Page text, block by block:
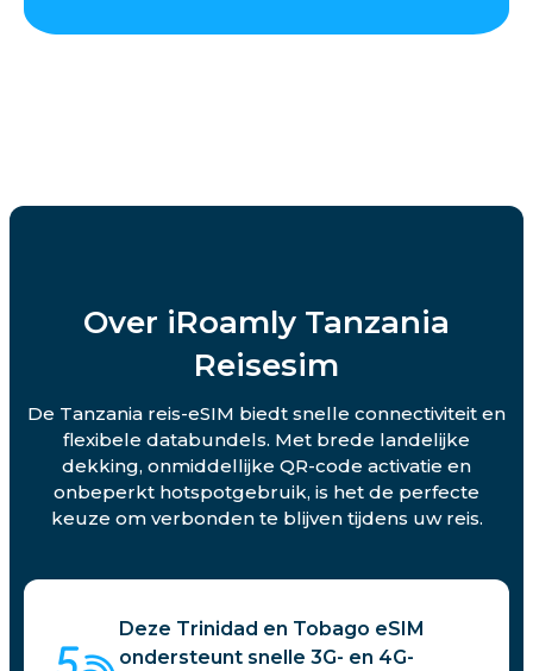
Over iRoamly Tanzania
Reisesim
De Tanzania reis-eSIM biedt snelle connectiviteit en
flexibele databundels. Met brede landelijke
dekking, onmiddellijke QR-code activatie en
onbeperkt hotspotgebruik, is het de perfecte
keuze om verbonden te blijven tijdens uw reis.
Deze Trinidad en Tobago eSIM
ondersteunt snelle 3G- en 4G-